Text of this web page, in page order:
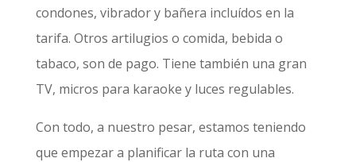
condones, vibrador y bañera incluídos en la
tarifa. Otros artilugios o comida, bebida o
tabaco, son de pago. Tiene también una gran
TV, micros para karaoke y luces regulables.
Con todo, a nuestro pesar, estamos teniendo
que empezar a planificar la ruta con una